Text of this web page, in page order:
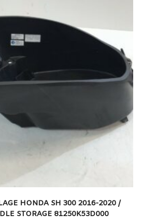
HONDA SH 300 2016-2020 /
STORAGE 81250K53D000